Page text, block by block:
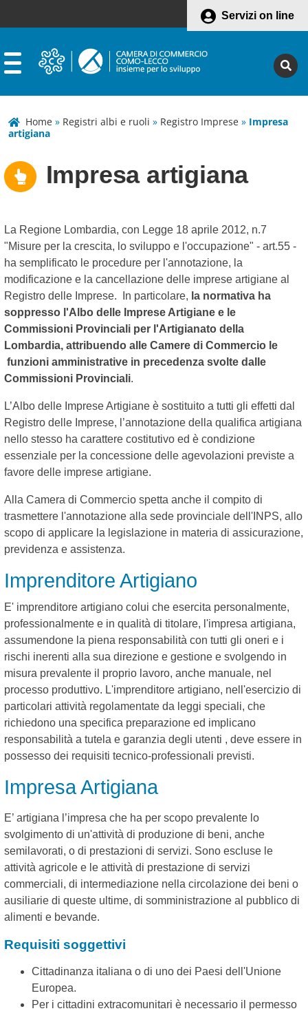
Servizi on line
Home » Registri albi e ruoli » Registro Imprese » Impresa
artigiana
Impresa artigiana
La Regione Lombardia, con Legge 18 aprile 2012, n.7
"Misure per la crescita, lo sviluppo e l'occupazione" - art.55 -
ha semplificato le procedure per l'annotazione, la
modificazione e la cancellazione delle imprese artigiane al
Registro delle Imprese. In particolare, la normativa ha
soppresso l'Albo delle Imprese Artigiane e le
Commissioni Provinciali per l'Artigianato della
Lombardia, attribuendo alle Camere di Commercio le
funzioni amministrative in precedenza svolte dalle
Commissioni Provinciali.
L’Albo delle Imprese Artigiane è sostituito a tutti gli effetti dal
Registro delle Imprese, l’annotazione della qualifica artigiana
nello stesso ha carattere costitutivo ed è condizione
essenziale per la concessione delle agevolazioni previste a
favore delle imprese artigiane.
Alla Camera di Commercio spetta anche il compito di
trasmettere l'annotazione alla sede provinciale dell'INPS, allo
scopo di applicare la legislazione in materia di assicurazione,
previdenza e assistenza.
Imprenditore Artigiano
E' imprenditore artigiano colui che esercita personalmente,
professionalmente e in qualità di titolare, l'impresa artigiana,
assumendone la piena responsabilità con tutti gli oneri e i
rischi inerenti alla sua direzione e gestione e svolgendo in
misura prevalente il proprio lavoro, anche manuale, nel
processo produttivo. L'imprenditore artigiano, nell'esercizio di
particolari attività regolamentate da leggi speciali, che
richiedono una specifica preparazione ed implicano
responsabilità a tutela e garanzia degli utenti , deve essere in
possesso dei requisiti tecnico-professionali previsti.
Impresa Artigiana
E’ artigiana l’impresa che ha per scopo prevalente lo
svolgimento di un'attività di produzione di beni, anche
semilavorati, o di prestazioni di servizi. Sono escluse le
attività agricole e le attività di prestazione di servizi
commerciali, di intermediazione nella circolazione dei beni o
ausiliarie di queste ultime, di somministrazione al pubblico di
alimenti e bevande.
Requisiti soggettivi
Cittadinanza italiana o di uno dei Paesi dell'Unione
Europea.
Per i cittadini extracomunitari è necessario il permesso